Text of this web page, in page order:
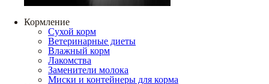
Кормление
Сухой корм
Ветеринарные диеты
Влажный корм
Лакомства
Заменители молока
Миски и контейнеры для корма